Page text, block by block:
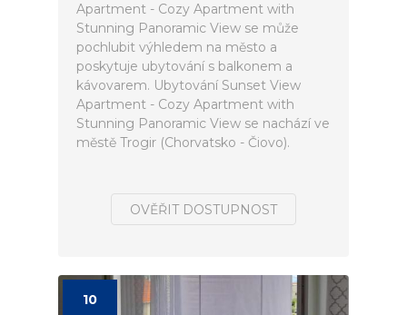
Apartment - Cozy Apartment with
Stunning Panoramic View se může
pochlubit výhledem na město a
poskytuje ubytování s balkonem a
kávovarem. Ubytování Sunset View
Apartment - Cozy Apartment with
Stunning Panoramic View se nachází ve
městě Trogir (Chorvatsko - Čiovo).
OVĚŘIT DOSTUPNOST
10